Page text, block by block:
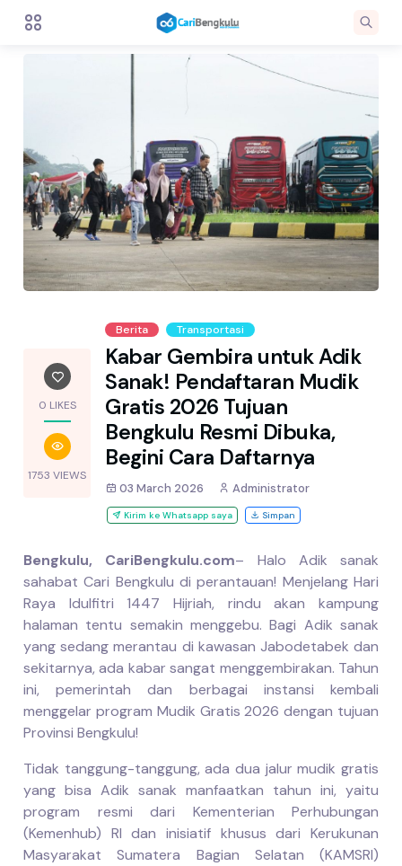
0 LIKES
1753 VIEWS
Berita Transportasi
Kabar Gembira untuk Adik
Sanak! Pendaftaran Mudik
Gratis 2026 Tujuan
Bengkulu Resmi Dibuka,
Begini Cara Daftarnya
03 March 2026 Administrator
Kirim ke Whatsapp saya Simpan
Bengkulu, CariBengkulu.com– Halo Adik sanak
sahabat Cari Bengkulu di perantauan! Menjelang Hari
Raya Idulfitri 1447 Hijriah, rindu akan kampung
halaman tentu semakin menggebu. Bagi Adik sanak
yang sedang merantau di kawasan Jabodetabek dan
sekitarnya, ada kabar sangat menggembirakan. Tahun
ini, pemerintah dan berbagai instansi kembali
menggelar program Mudik Gratis 2026 dengan tujuan
Provinsi Bengkulu!
Tidak tanggung-tanggung, ada dua jalur mudik gratis
yang bisa Adik sanak manfaatkan tahun ini, yaitu
program resmi dari Kementerian Perhubungan
(Kemenhub) RI dan inisiatif khusus dari Kerukunan
Masyarakat Sumatera Bagian Selatan (KAMSRI)